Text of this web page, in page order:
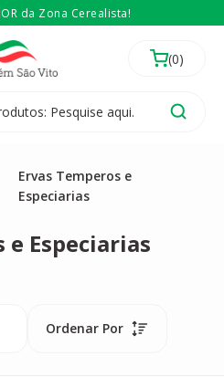
da Zona Cerealista!
Cerealista de São Paulo!
Compre no atacado
Ervas Temperos e
Especiarias
e Especiarias
Ordenar Por